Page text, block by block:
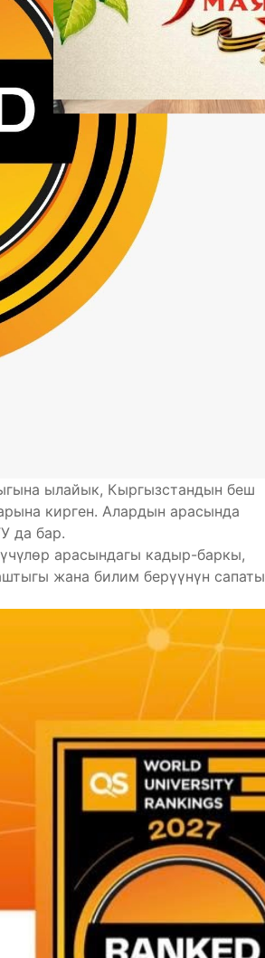
ылайык, Кыргызстандын беш
кирген. Алардын арасында
да бар.
арасындагы кадыр-баркы,
жана билим берүүнүн сапаты